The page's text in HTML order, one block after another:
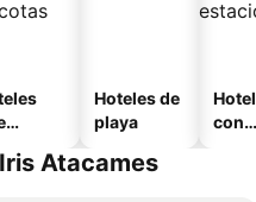
Hoteles de
playa
con
Atacames